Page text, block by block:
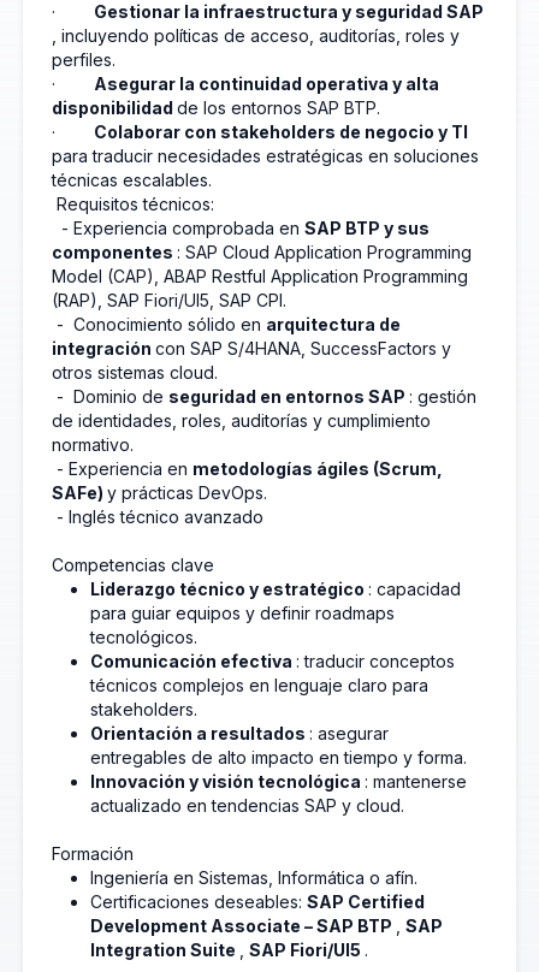
·
Gestionar la infraestructura y seguridad SAP
, incluyendo políticas de acceso, auditorías, roles y
perfiles.
·
Asegurar la continuidad operativa y alta
disponibilidad de los entornos SAP BTP.
·
Colaborar con stakeholders de negocio y TI
para traducir necesidades estratégicas en soluciones
técnicas escalables.
Requisitos técnicos:
- Experiencia comprobada en SAP BTP y sus
componentes : SAP Cloud Application Programming
Model (CAP), ABAP Restful Application Programming
(RAP), SAP Fiori/UI5, SAP CPI.
- Conocimiento sólido en arquitectura de
integración con SAP S/4HANA, SuccessFactors y
otros sistemas cloud.
- Dominio de seguridad en entornos SAP : gestión
de identidades, roles, auditorías y cumplimiento
normativo.
- Experiencia en metodologías ágiles (Scrum,
SAFe) y prácticas DevOps.
- Inglés técnico avanzado
Competencias clave
Liderazgo técnico y estratégico : capacidad
para guiar equipos y definir roadmaps
tecnológicos.
Comunicación efectiva : traducir conceptos
técnicos complejos en lenguaje claro para
stakeholders.
Orientación a resultados : asegurar
entregables de alto impacto en tiempo y forma.
Innovación y visión tecnológica : mantenerse
actualizado en tendencias SAP y cloud.
Formación
Ingeniería en Sistemas, Informática o afín.
Certificaciones deseables: SAP Certified
Development Associate – SAP BTP
SAP
Integration Suite
SAP Fiori/UI5 .